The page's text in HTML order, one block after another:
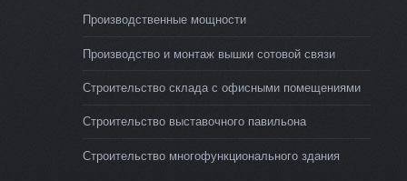
Производственные мощности
Производство и монтаж вышки сотовой связи
Строительство склада с офисными помещениями
Строительство выставочного павильона
Строительство многофункционального здания